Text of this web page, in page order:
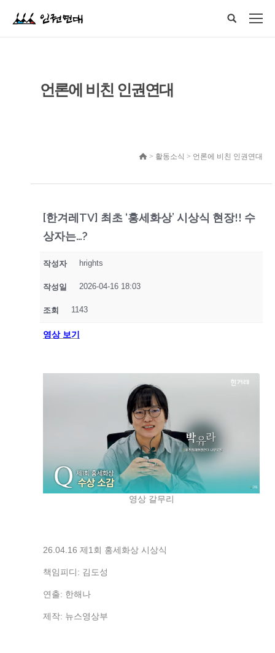
언론에 비친 인권연대
> 활동소식 > 언론에 비친 인권연대
[한겨레TV] 최초 ‘홍세화상’ 시상식 현장!! 수
상자는…?
작성자 hrights
작성일 2026-04-16 18:03
조회 1143
영상 보기
영상 갈무리
26.04.16 제1회 홍세화상 시상식
책임피디: 김도성
연출: 한해나
제작: 뉴스영상부